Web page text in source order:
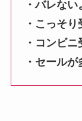
・バレな
・こっそ
・コンビニ
・セール